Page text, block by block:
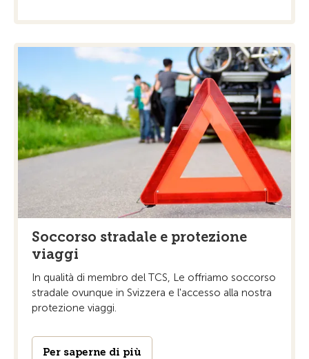
Soccorso stradale e protezione
viaggi
In qualità di membro del TCS, Le offriamo soccorso
stradale ovunque in Svizzera e l'accesso alla nostra
protezione viaggi.
Per saperne di più